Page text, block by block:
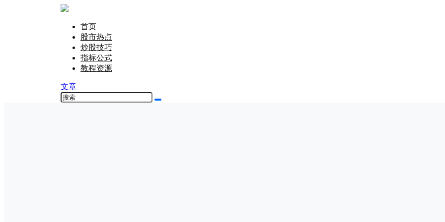
首页
股市热点
炒股技巧
指标公式
教程资源
文章